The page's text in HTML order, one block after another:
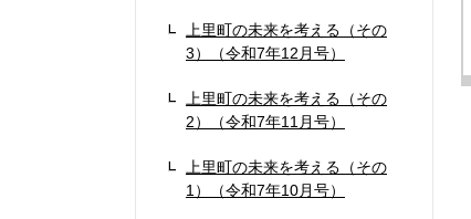
上里町の未来を考える（その
3）（令和7年12月号）
上里町の未来を考える（その
2）（令和7年11月号）
上里町の未来を考える（その
1）（令和7年10月号）